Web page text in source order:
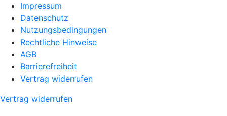
Impressum
Datenschutz
Nutzungsbedingungen
Rechtliche Hinweise
AGB
Barrierefreiheit
Vertrag widerrufen
Vertrag widerrufen